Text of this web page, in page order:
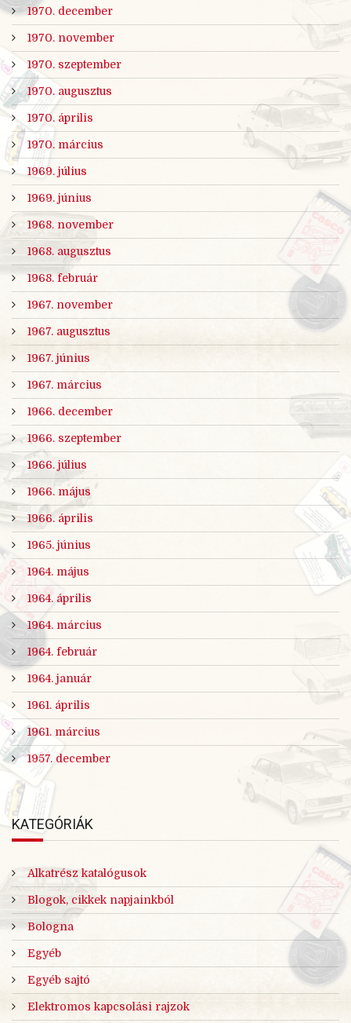
1970. december
1970. november
1970. szeptember
1970. augusztus
1970. április
1970. március
1969. július
1969. június
1968. november
1968. augusztus
1968. február
1967. november
1967. augusztus
1967. június
1967. március
1966. december
1966. szeptember
1966. július
1966. május
1966. április
1965. június
1964. május
1964. április
1964. március
1964. február
1964. január
1961. április
1961. március
1957. december
KATEGÓRIÁK
Alkatrész katalógusok
Blogok, cikkek napjainkból
Bologna
Egyéb
Egyéb sajtó
Elektromos kapcsolási rajzok